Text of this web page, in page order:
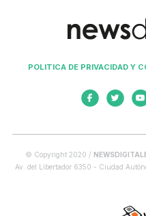
POLITICA DE PRIVACIDAD Y
© Copyright 2020 /
Av. del Libertador 6350 - Ciudad